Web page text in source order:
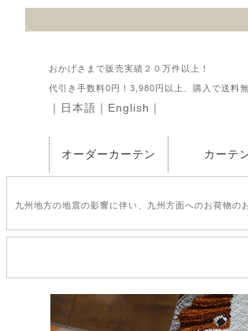
おかげさまで販売実績２０万件以上！
代引き手数料0円！3,980円以上、購入で送料
｜ 日本語 ｜ English ｜
オーダーカーテン カーテ
九州地方の地震の影響に伴い、九州方面へのお荷物